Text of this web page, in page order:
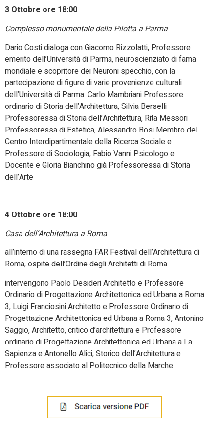
3 Ottobre ore 18:00
Complesso monumentale della Pilotta a Parma
Dario Costi dialoga con Giacomo Rizzolatti, Professore
emerito dell’Università di Parma, neuroscienziato di fama
mondiale e scopritore dei Neuroni specchio, con la
partecipazione di figure di varie provenienze culturali
dell’Università di Parma: Carlo Mambriani Professore
ordinario di Storia dell’Architettura, Silvia Berselli
Professoressa di Storia dell’Architettura, Rita Messori
Professoressa di Estetica, Alessandro Bosi Membro del
Centro Interdipartimentale della Ricerca Sociale e
Professore di Sociologia, Fabio Vanni Psicologo e
Docente e Gloria Bianchino già Professoressa di Storia
dell’Arte
4 Ottobre ore 18:00
Casa dell’Architettura a Roma
all’interno di una rassegna FAR Festival dell’Architettura di
Roma, ospite dell’Ordine degli Architetti di Roma
intervengono Paolo Desideri Architetto e Professore
Ordinario di Progettazione Architettonica ed Urbana a Roma
3, Luigi Franciosini Architetto e Professore Ordinario di
Progettazione Architettonica ed Urbana a Roma 3, Antonino
Saggio, Architetto, critico d’architettura e Professore
ordinario di Progettazione Architettonica ed Urbana a La
Sapienza e Antonello Alici, Storico dell’Architettura e
Professore associato al Politecnico della Marche